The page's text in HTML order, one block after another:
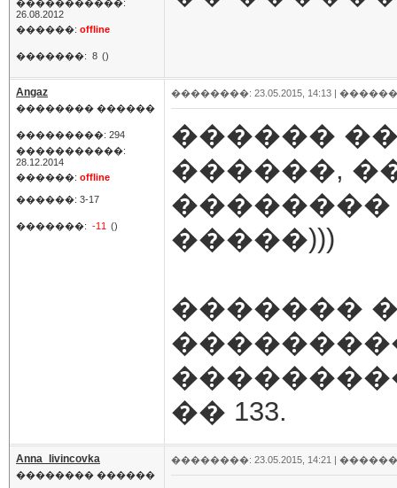
�����������:
26.08.2012
������: offline
�������: 8 ()
Angaz
�������� ������
���������: 294
�����������:
28.12.2014
������: offline
������: 3-17
�������: -11 ()
��������: 23.05.2015, 14:13 |
������
������,
�����)))
�������
�� 133.
Anna_livincovka
�������� ������
��������: 23.05.2015, 14:21 |